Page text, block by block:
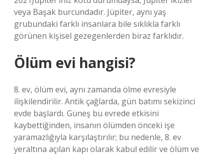
veya Başak burcundadır. Jüpiter, aynı yaş
grubundaki farklı insanlara bile sıklıkla farklı
görünen kişisel gezegenlerden biraz farklıdır.
Ölüm evi hangisi?
8. ev, ölüm evi, aynı zamanda ölme evresiyle
ilişkilendirilir. Antik çağlarda, gün batımı sekizinci
evde başlardı. Güneş bu evrede etkisini
kaybettiğinden, insanın ölümden önceki işe
yaramazlığıyla karşılaştırılır; bu nedenle, 8. ev
yeraltına açılan kapı olarak kabul edilir ve ölüm ve